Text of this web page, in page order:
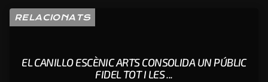
RELACIONATS
EL CANILLO ESCÈNIC ARTS CONSOLIDA UN PÚBLIC
FIDEL TOT I LES ...